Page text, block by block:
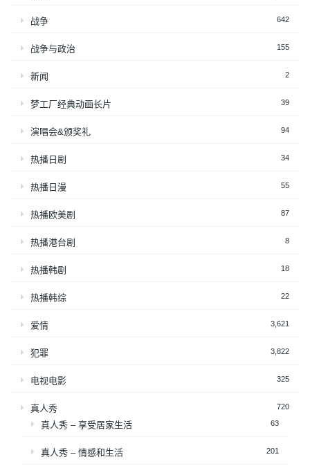
战争 642
战争与政治 155
新闻 2
梦工厂经典动画长片 39
演唱会&颁奖礼 94
热播日剧 34
热播日漫 55
热播欧美剧 87
热播港台剧 8
热播韩剧 18
热播韩综 22
爱情 3,621
犯罪 3,822
电视电影 325
真人秀 720
真人秀 – 享受居家生活 63
真人秀 – 情感和生活 201